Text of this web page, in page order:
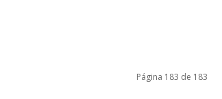
Página 183 de 183